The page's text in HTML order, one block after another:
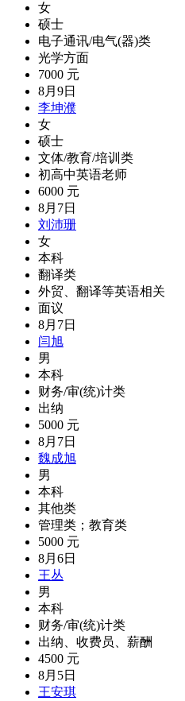
女
硕士
电子通讯/电气(器)类
光学方面
7000 元
8月9日
李坤濮
女
硕士
文体/教育/培训类
初高中英语老师
6000 元
8月7日
刘沛珊
女
本科
翻译类
外贸、翻译等英语相关
面议
8月7日
闫旭
男
本科
财务/审(统)计类
出纳
5000 元
8月7日
魏成旭
男
本科
其他类
管理类；教育类
5000 元
8月6日
王丛
男
本科
财务/审(统)计类
出纳、收费员、薪酬
4500 元
8月5日
王安琪